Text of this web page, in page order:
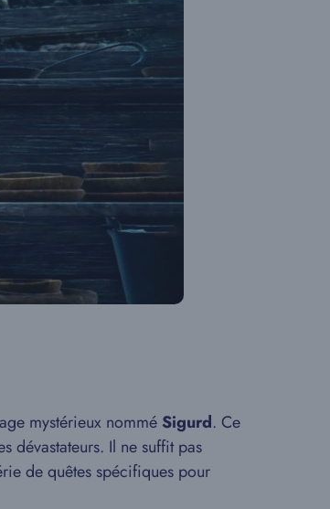
mystérieux nommé Sigurd. Ce
dévastateurs. Il ne suffit pas
de quêtes spécifiques pour